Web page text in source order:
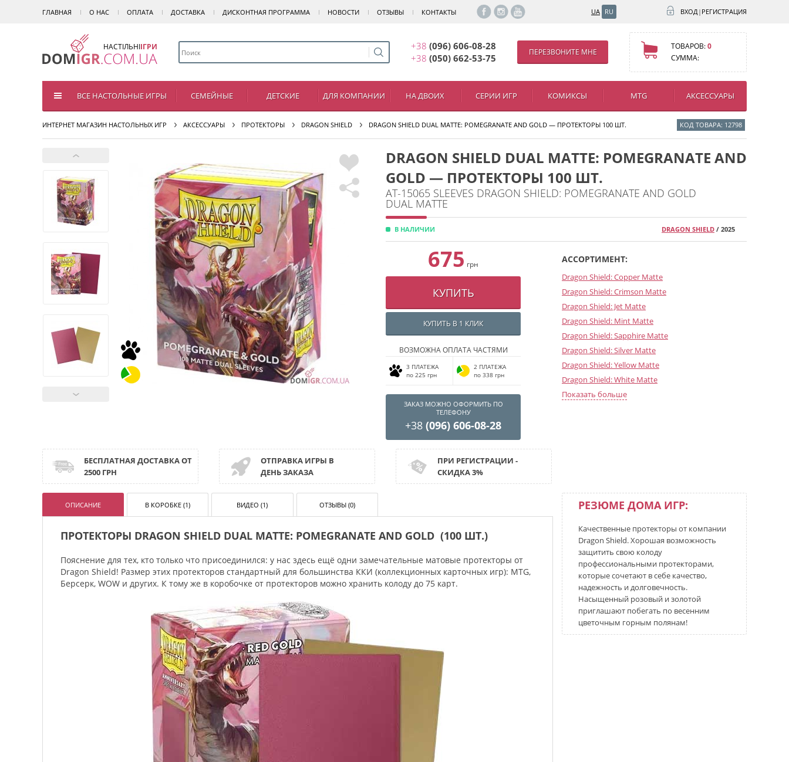
ГЛАВНАЯ О НАС ОПЛАТА ДОСТАВКА ДИСКОНТНАЯ ПРОГРАММА НОВОСТИ ОТЗЫВЫ КОНТАКТЫ UA RU ВХОД| РЕГИСТРАЦИЯ
НАСТІЛЬНІІГРИ +38 (096) 606-08-28
+38 (050) 662-53-75
ПЕРЕЗВОНИТЕ МНЕ
ТОВАРОВ:0
СУММА:
ВСЕ НАСТОЛЬНЫЕ ИГРЫ СЕМЕЙНЫЕ ДЕТСКИЕ ДЛЯ КОМПАНИИ НА ДВОИХ СЕРИИ ИГР КОМИКСЫ MTG АКСЕССУАРЫ
ИНТЕРНЕТ МАГАЗИН НАСТОЛЬНЫХ ИГР АКСЕССУАРЫ ПРОТЕКТОРЫ DRAGON SHIELD DRAGON SHIELD DUAL MATTE: POMEGRANATE AND GOLD — ПРОТЕКТОРЫ 100 ШТ. КОД ТОВАРА: 12798
DRAGON SHIELD DUAL MATTE: POMEGRANATE AND
GOLD — ПРОТЕКТОРЫ 100 ШТ.
AT-15065 SLEEVES DRAGON SHIELD: POMEGRANATE AND GOLD
DUAL MATTE
В НАЛИЧИИ DRAGON SHIELD / 2025
675 грн
КУПИТЬ
КУПИТЬ В 1 КЛИК
ВОЗМОЖНА ОПЛАТА ЧАСТЯМИ
3 ПЛАТЕЖА
по 225 грн
2 ПЛАТЕЖА
по 338 грн
ЗАКАЗ МОЖНО ОФОРМИТЬ ПО
ТЕЛЕФОНУ
+38 (096) 606-08-28
АССОРТИМЕНТ:
Dragon Shield: Copper Matte
Dragon Shield: Crimson Matte
Dragon Shield: Jet Matte
Dragon Shield: Mint Matte
Dragon Shield: Sapphire Matte
Dragon Shield: Silver Matte
Dragon Shield: Yellow Matte
Dragon Shield: White Matte
Dragon Shield: Blue Matte
Показать больше
БЕСПЛАТНАЯ ДОСТАВКА ОТ
2500 ГРН
ОТПРАВКА ИГРЫ В
ДЕНЬ ЗАКАЗА
ПРИ РЕГИСТРАЦИИ -
СКИДКА 3%
РЕЗЮМЕ ДОМА ИГР:
Качественные протекторы от компании
Dragon Shield. Хорошая возможность
защитить свою колоду
профессиональными протекторами,
которые сочетают в себе качество,
надежность и долговечность.
Насыщенный розовый и золотой
приглашают побегать по весенним
цветочным горным полянам!
ОПИСАНИЕ В КОРОБКЕ (1) ВИДЕО (1) ОТЗЫВЫ (0)
ПРОТЕКТОРЫ DRAGON SHIELD DUAL MATTE: POMEGRANATE AND GOLD (100 ШТ.)
Пояснение для тех, кто только что присоединился: у нас здесь ещё одни замечательные матовые протекторы от
Dragon Shield! Размер этих протекторов стандартный для большинства ККИ (коллекционных карточных игр): MTG,
Берсерк, WOW и других. К тому же в коробочке от протекторов можно хранить колоду до 75 карт.